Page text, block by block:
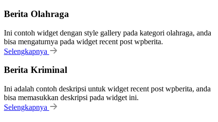
Berita Olahraga
Ini contoh widget dengan style gallery pada kategori olahraga, anda
bisa mengaturnya pada widget recent post wpberita.
Selengkapnya
Berita Kriminal
Ini adalah contoh deskripsi untuk widget recent post wpberita, anda
bisa memasukkan deskripsi pada widget ini.
Selengkapnya